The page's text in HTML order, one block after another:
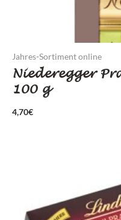
Jahres-Sortiment online
Niederegger
100 g
4,70€